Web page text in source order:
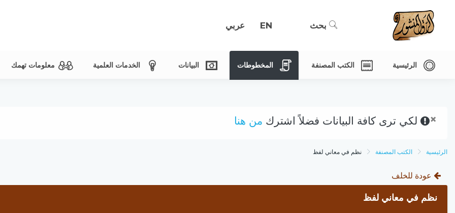
بحث EN عربي
الرئيسية الكتب المصنفة المخطوطات البيانات الخدمات العلمية معلومات تهمك
× لكي ترى كافة البيانات فضلاً اشترك من هنا
الرئيسية الكتب المصنفة نظم في معاني لفظ
عودة للخلف
نظم في معاني لفظ